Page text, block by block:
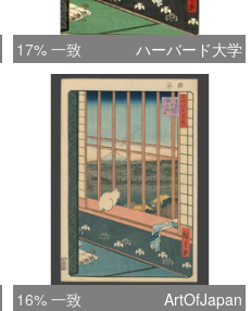
17% 一致 ハーバード大学
16% 一致 ArtOfJapan